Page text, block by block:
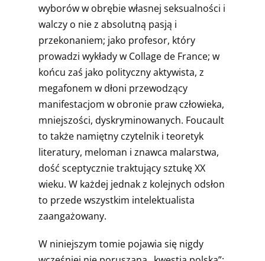
wyborów w obrębie własnej seksualności i
walczy o nie z absolutną pasją i
przekonaniem; jako profesor, który
prowadzi wykłady w Collage de France; w
końcu zaś jako polityczny aktywista, z
megafonem w dłoni przewodzący
manifestacjom w obronie praw człowieka,
mniejszości, dyskryminowanych. Foucault
to także namiętny czytelnik i teoretyk
literatury, meloman i znawca malarstwa,
dość sceptycznie traktujący sztukę XX
wieku. W każdej jednak z kolejnych odsłon
to przede wszystkim intelektualista
zaangażowany.
W niniejszym tomie pojawia się nigdy